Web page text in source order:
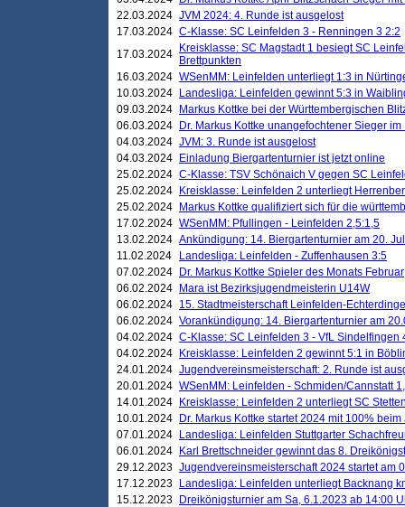
22.03.2024 JVM 2024: 4. Runde ist ausgelost
17.03.2024 C-Klasse: SC Leinfelden 3 - Renningen 3 2:2
17.03.2024
Kreisklasse: SC Magstadt 1 besiegt SC
Brettpunkten
16.03.2024 WSenMM: Leinfelden unterliegt 1:3 in
10.03.2024
Landesliga: Leinfelden gewinnt 5:3 in
09.03.2024
Markus Kottke bei der Württembergischen
06.03.2024
Dr. Markus Kottke unangefochtener Sieger
04.03.2024 JVM: 3. Runde ist ausgelost
04.03.2024
Einladung Biergartenturnier ist jetzt online
25.02.2024 C-Klasse: TSV Schönaich V gegen SC
25.02.2024
Kreisklasse: Leinfelden 2 unterliegt
25.02.2024
Markus Kottke qualifiziert sich für die
17.02.2024 WSenMM: Pfullingen - Leinfelden 2,5:1,5
13.02.2024 Ankündigung: 14. Biergartenturnier am 20.
11.02.2024
Landesliga: Leinfelden - Zuffenhausen 3:5
07.02.2024
Dr. Markus Kottke Spieler des Monats Februar
06.02.2024
Mara ist Bezirksjugendmeisterin U14W
06.02.2024 15. Stadtmeisterschaft Leinfelden-
06.02.2024 Vorankündigung: 14. Biergartenturnier am
04.02.2024 C-Klasse: SC Leinfelden 3 - VfL Sindelfingen
04.02.2024
Kreisklasse: Leinfelden 2 gewinnt 5:1 in
24.01.2024 Jugendvereinsmeisterschaft: 2. Runde ist
20.01.2024 WSenMM: Leinfelden - Schmiden/Cannstatt
14.01.2024
Kreisklasse: Leinfelden 2 unterliegt SC
10.01.2024
Dr. Markus Kottke startet 2024 mit 100%
07.01.2024
Landesliga: Leinfelden Stuttgarter
06.01.2024
Karl Brettschneider gewinnt das 8.
29.12.2023 Jugendvereinsmeisterschaft 2024 startet am
17.12.2023
Landesliga: Leinfelden unterliegt Backnang
15.12.2023
Dreikönigsturnier am Sa, 6.1.2023 ab 14:00